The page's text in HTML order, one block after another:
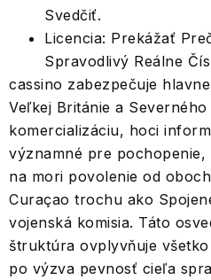
Svedčiť.
Licencia: Prekážať
Spravodlivý Reálne
cassino zabezpečuje
Veľkej Británie a
komercializáciu, hoci
významné pre pochopenie,
na mori povolenie od
Curaçao trochu ako
vojenská komisia. Táto
štruktúra ovplyvňuje
po výzva pevnosť cieľa